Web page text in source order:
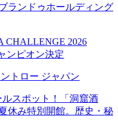
ランドゥホールディング
CHALLENGE 2026
ンピオン決定
トロー ジャパン
スポット！「洞窟酒
休み特別開館。歴史・秘